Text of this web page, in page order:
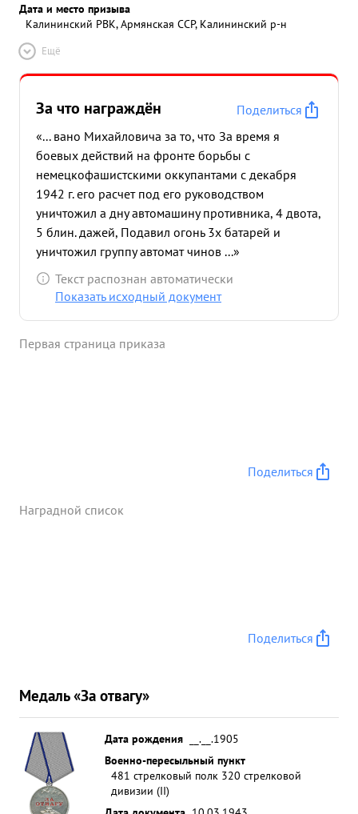
Дата и место призыва
Калининский РВК, Армянская ССР, Калининский р-н
Ещё
За что награждён
Поделиться
«... вано Михайловича за то, что За время я
боевых действий на фронте борьбы с
немецкофашистскими оккупантами с декабря
1942 г. его расчет под его руководством
уничтожил а дну автомашину противника, 4 двота,
5 блин. дажей, Подавил огонь 3х батарей и
уничтожил группу автомат чинов ...»
Текст распознан автоматически
Показать исходный документ
Первая страница приказа
Поделиться
Наградной список
Поделиться
Медаль «За отвагу»
Дата рождения
__.__.1905
Военно-пересыльный пункт
481 стрелковый полк 320 стрелковой
дивизии (II)